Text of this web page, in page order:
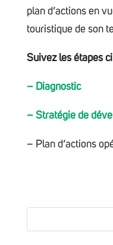
plan d’actions en
touristique de son
Suivez les étapes
– Diagnostic
– Stratégie de
– Plan d’actions